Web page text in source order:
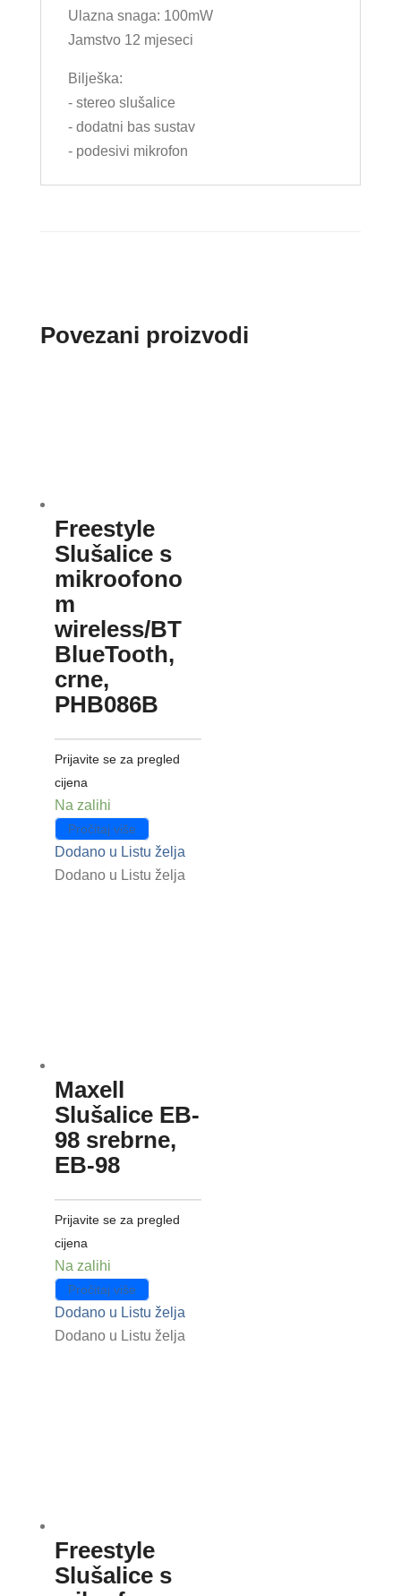
Ulazna snaga: 100mW
Jamstvo 12 mjeseci
Bilješka:
- stereo slušalice
- dodatni bas sustav
- podesivi mikrofon
Povezani proizvodi
Freestyle
Slušalice s
mikroofono
m
wireless/BT
BlueTooth,
crne,
PHB086B
Prijavite se za pregled
cijena
Na zalihi
Pročitaj više
Dodano u Listu želja
Dodano u Listu želja
Maxell
Slušalice EB-
98 srebrne,
EB-98
Prijavite se za pregled
cijena
Na zalihi
Pročitaj više
Dodano u Listu želja
Dodano u Listu želja
Freestyle
Slušalice s